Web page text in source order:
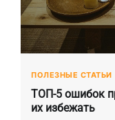
ПОЛЕЗНЫЕ СТАТЬИ
ТОП-5 ошибок
их избежать